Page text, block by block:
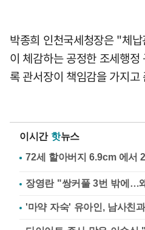
박종희 인천국세청장은 "체
이 체감하는 공정한 조세행
록 관서장이 책임감을 가지
이시간 핫뉴스
장영란 "쌍커풀 3번 밖에…
'마약 자숙' 유아인, 남사친